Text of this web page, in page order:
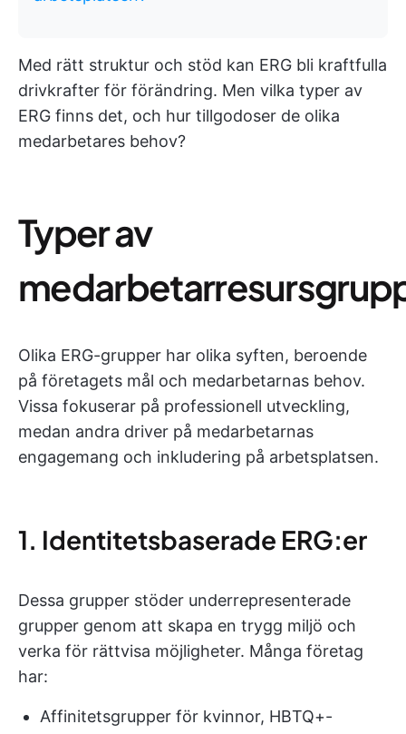
Med rätt struktur och stöd kan ERG bli kraftfulla
drivkrafter för förändring. Men vilka typer av
ERG finns det, och hur tillgodoser de olika
medarbetares behov?
Typer av
Olika ERG-grupper har olika syften, beroende
på företagets mål och medarbetarnas behov.
Vissa fokuserar på professionell utveckling,
medan andra driver på medarbetarnas
engagemang och inkludering på arbetsplatsen.
1. Identitetsbaserade ERG:er
Dessa grupper stöder underrepresenterade
grupper genom att skapa en trygg miljö och
verka för rättvisa möjligheter. Många företag
har:
Affinitetsgrupper för kvinnor, HBTQ+-